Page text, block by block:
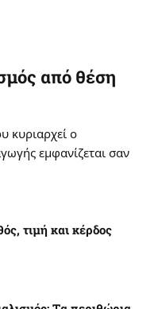
από θέση
κυριαρχεί ο
εμφανίζεται σαν
τιμή και κέρδος